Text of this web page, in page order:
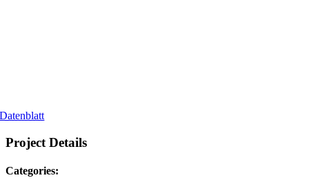
Datenblatt
Project Details
Categories: